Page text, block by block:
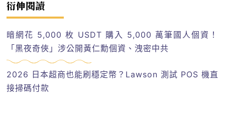
衍伸閱讀
暗網花 5,000 枚 USDT 購入 5,000 萬筆國人個資！
「黑夜奇俠」涉公開黃仁勳個資、洩密中共
2026 日本超商也能刷穩定幣？Lawson 測試 POS 機直
接掃碼付款